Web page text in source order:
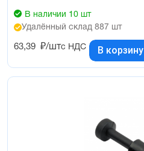
В наличии 10 шт
Удалённый склад 887 шт
63,39 ₽/штс НДС В корзину